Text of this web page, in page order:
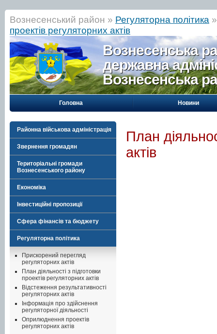
Вознесенський район » Регуляторна політика
проектів регуляторних актів
Вознесенська
державна
Вознесенська
Головна Новини
Районна військова адміністрація
Звернення громадян
Територіальні громади
Вознесенського району
Економіка
Інвестиційні пропозиції
Сфера фінансів та бюджету
Регуляторна політика
Прискорений перегляд
регуляторних актів
План діяльності з підготовки
проектів регуляторних актів
Відстеження результативності
регуляторних актів
Інформація про здійснення
регуляторної діяльності
Оприлюднення проектів
регуляторних актів
План
актів